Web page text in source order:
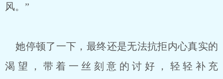
风。”
她停顿了一下，最终还是无法抗拒内心真实的
渴望，带着一丝刻意的讨好，轻轻补充